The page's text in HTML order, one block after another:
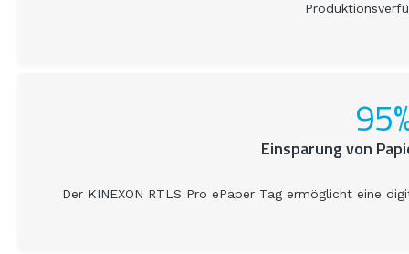
Einsparung von
Der KINEXON RTLS Pro ePaper Tag ermöglicht eine